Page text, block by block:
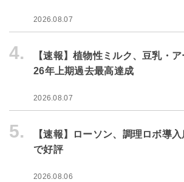
2026.08.07
4.
【速報】植物性ミルク、豆乳・
26年上期過去最高達成
2026.08.07
5.
【速報】ローソン、調理ロボ導
で好評
2026.08.06